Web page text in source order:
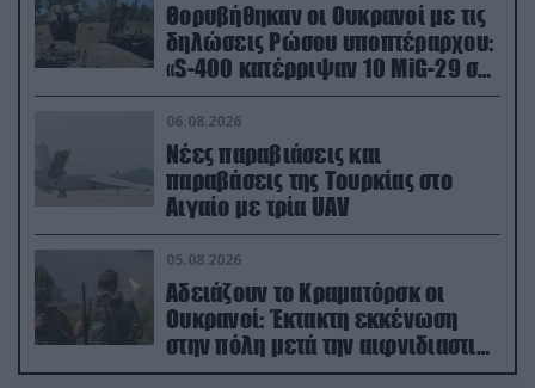
Θορυβήθηκαν οι Ουκρανοί με τις
δηλώσεις Ρώσου υποπτέραρχου:
«S-400 κατέρριψαν 10 MiG-29 σε
μόλις μια μέρα!»
06.08.2026
Νέες παραβιάσεις και
παραβάσεις της Τουρκίας στο
Αιγαίο με τρία UAV
05.08.2026
Αδειάζουν το Κραματόρσκ οι
Ουκρανοί: Έκτακτη εκκένωση
στην πόλη μετά την αιφνιδιαστική
προώθηση των Ρώσων (βίντεο)